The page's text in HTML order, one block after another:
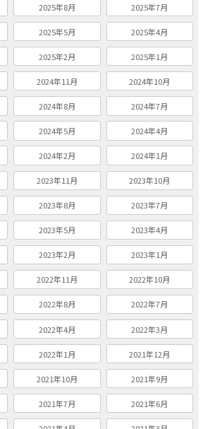
2025年8月 2025年7月
2025年5月 2025年4月
2025年2月 2025年1月
2024年11月 2024年10月
2024年8月 2024年7月
2024年5月 2024年4月
2024年2月 2024年1月
2023年11月 2023年10月
2023年8月 2023年7月
2023年5月 2023年4月
2023年2月 2023年1月
2022年11月 2022年10月
2022年8月 2022年7月
2022年4月 2022年3月
2022年1月 2021年12月
2021年10月 2021年9月
2021年7月 2021年6月